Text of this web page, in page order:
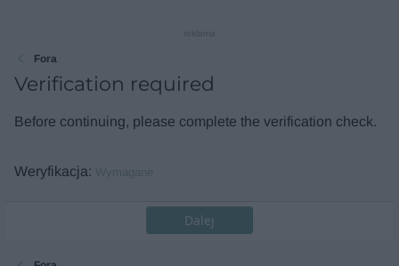
Fora
Verification required
Before continuing, please complete the verification check.
Weryfikacja Wymagane
Dalej